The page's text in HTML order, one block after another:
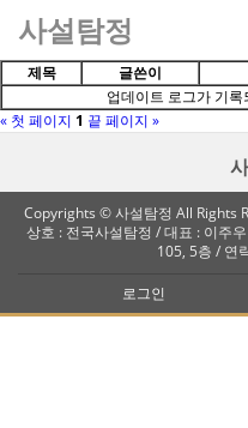
사설탐정
제목 글쓴이
업데이트 로그가 기
« 첫 페이지 1 끝 페이지 »
Copyrights © 사설탐정 All Rights
상호 : 전국사설탐정 / 대표 : 이주
105, 5층 / 연
로그인